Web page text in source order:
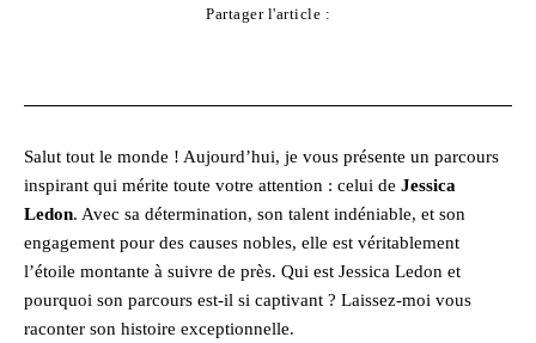
Partager l'article :
Salut tout le monde ! Aujourd’hui, je vous présente un parcours
inspirant qui mérite toute votre attention : celui de Jessica
Ledon. Avec sa détermination, son talent indéniable, et son
engagement pour des causes nobles, elle est véritablement
l’étoile montante à suivre de près. Qui est Jessica Ledon et
pourquoi son parcours est-il si captivant ? Laissez-moi vous
raconter son histoire exceptionnelle.